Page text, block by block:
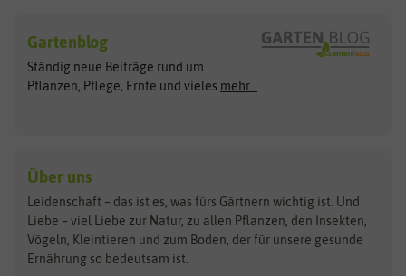
Exotische Samen
Gemüsesamen
Gründünger
Kräutersamen
Obstsamen
Pilzbrut
Rasensamen
Steckzwiebeln
Arche Noah
ASB Greenworld
Benary
Bingenheimer Saatgut
Bionana
Clever Pots
COMPO
Dürr-Samen
Gartenblog
Ständig neue Beiträge rund um
Pflanzen, Pflege, Ernte und vieles mehr...
Über uns
Leidenschaft – das ist es, was fürs Gärtnern wichtig ist. Und
Liebe – viel Liebe zur Natur, zu allen Pflanzen, den Insekten,
Vögeln, Kleintieren und zum Boden, der für unsere gesunde
Ernährung so bedeutsam ist.